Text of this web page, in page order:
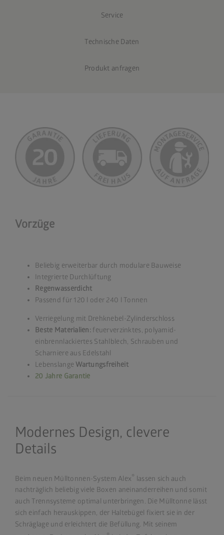
Service
Technische Daten
Produkt anfragen
Vorzüge
Beliebig erweiterbar durch modulare Bauweise
Integrierte Durchlüftung
Regenwasserdicht
Passend für 120 l oder 240 l Tonnen
Verriegelung mit Drehknebel-Zylinderschloss
Beste Materialien: feuerverzinktes, polyamid-
einbrennlackiertes Stahlblech, Schrauben und
Scharniere aus Edelstahl
Lebenslange Wartungsfreiheit
20 Jahre Garantie
Modernes Design, clevere
Details
Beim neuen Mülltonnen-System Alex ® lassen sich auch
nachträglich beliebig viele Boxen aneinanderreihen und somit
auch Trennsysteme optimal unterbringen. Die Mülltonne lässt
sich einfach herauskippen, der Haltebügel fixiert sie in der
Schräglage und erleichtert die Befüllung. Mit seinem